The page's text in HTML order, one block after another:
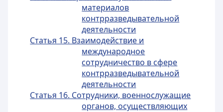
материалов
контрразведывательной
деятельности
Статья 15. Взаимодействие и
международное
сотрудничество в сфере
контрразведывательной
деятельности
Статья 16. Сотрудники, военнослужащие
органов, осуществляющих